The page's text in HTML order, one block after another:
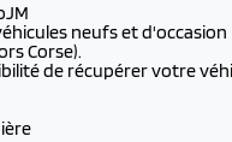
neufs et
Corse).
de récupérer votre